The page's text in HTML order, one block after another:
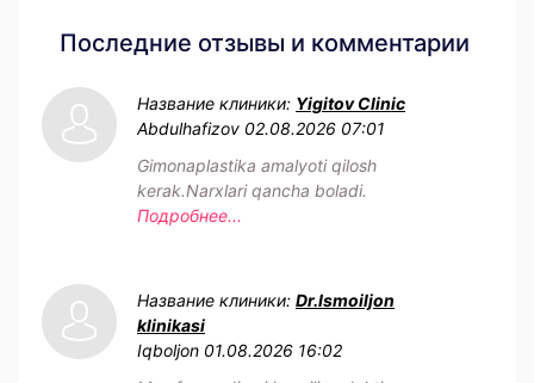
Последние отзывы и комментарии
Название клиники: Yigitov Clinic
Abdulhafizov 02.08.2026 07:01
Gimonaplastika amalyoti qilosh
kerak.Narxlari qancha boladi.
Подробнее...
Название клиники: Dr.Ismoiljon
klinikasi
Iqboljon 01.08.2026 16:02